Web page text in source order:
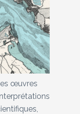
œuvres